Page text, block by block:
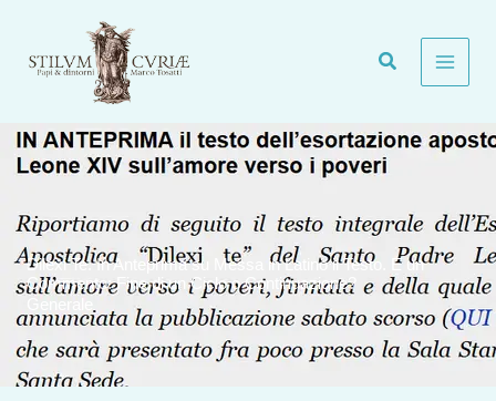
contenuto
Dilexi Te. In Anteprima su Messa in Latino il Testo. E un
Commento: Fine di un Ciclo o Continuazione?
Generale